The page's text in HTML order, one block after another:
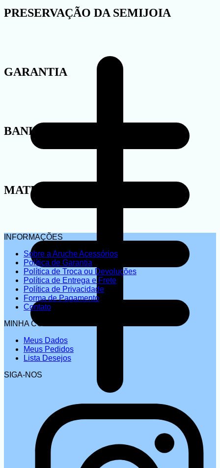
PRESERVAÇÃO DA SEMIJOIA
GARANTIA
BANHO
MATERIAL
INFORMAÇÕES
Sobre a Aruche Acessórios
Política de Garantia
Política de Troca ou Devoluções
Política de Entrega e Frete
Política de Privacidade
Forma de Pagamento
Contato
MINHA CONTA
Meus Dados
Meus Pedidos
Lista Desejos
SIGA-NOS